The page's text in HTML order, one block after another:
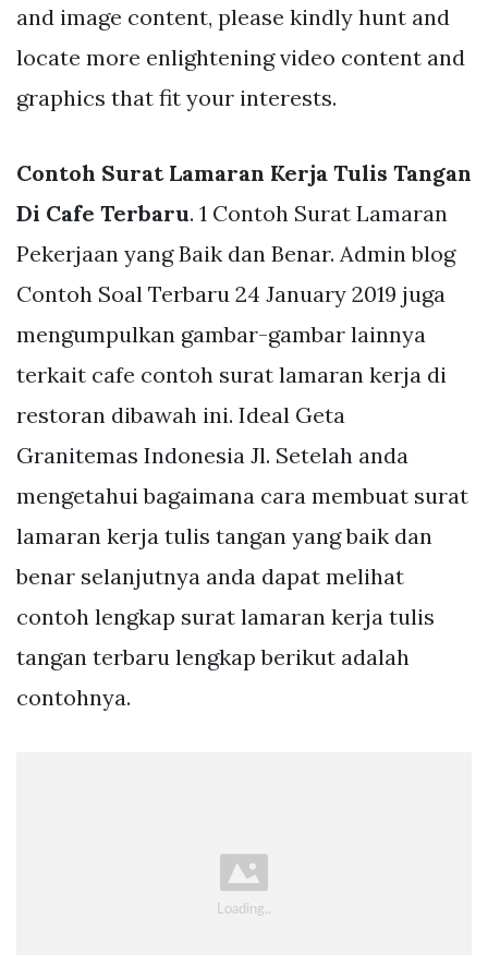
and image content, please kindly hunt and
locate more enlightening video content and
graphics that fit your interests.
Contoh Surat Lamaran Kerja Tulis Tangan
Di Cafe Terbaru. 1 Contoh Surat Lamaran
Pekerjaan yang Baik dan Benar. Admin blog
Contoh Soal Terbaru 24 January 2019 juga
mengumpulkan gambar-gambar lainnya
terkait cafe contoh surat lamaran kerja di
restoran dibawah ini. Ideal Geta
Granitemas Indonesia Jl. Setelah anda
mengetahui bagaimana cara membuat surat
lamaran kerja tulis tangan yang baik dan
benar selanjutnya anda dapat melihat
contoh lengkap surat lamaran kerja tulis
tangan terbaru lengkap berikut adalah
contohnya.